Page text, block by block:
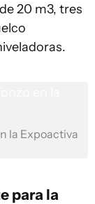
20 m3, tres
la Expoactiva
para la